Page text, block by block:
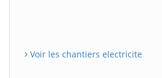
Voir les chantiers electricite